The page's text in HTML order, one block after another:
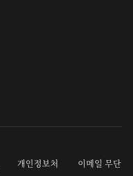
개인정보처
이메일 무단